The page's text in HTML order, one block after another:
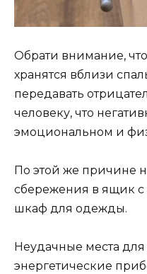
Обрати внимание,
хранятся вблизи
передавать
человеку, что
эмоциональном и
По этой же причине
сбережения в ящик
шкаф для одежды.
Неудачные места
энергетические